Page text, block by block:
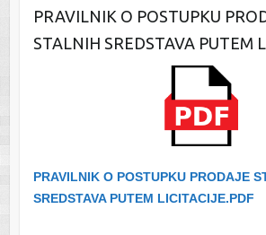
PRAVILNIK O POSTUPKU
STALNIH SREDSTAVA PUTEM
PRAVILNIK O POSTUPKU PRODAJE
SREDSTAVA PUTEM LICITACIJE.PDF